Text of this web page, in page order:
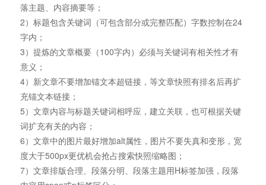
落主题、内容摘要等；
2）标题包含关键词（可包含部分或完整匹配）字数控制在24
字内；
3）提炼的文章概要（100字内）必须与关键词有相关性才有
意义；
4）新文章不要增加锚文本超链接，等文章快照有排名后再扩
充锚文本链接；
5）文章内容与标题关键词相呼应，建立关联，也可根据关键
词扩充有关的内容；
6）文章中的图片最好增加alt属性，图片不要失真和变形，宽
度大于500px更优机会抢占搜索快照缩略图；
7）文章排版合理、段落分明、段落主题用H标签加强，段落